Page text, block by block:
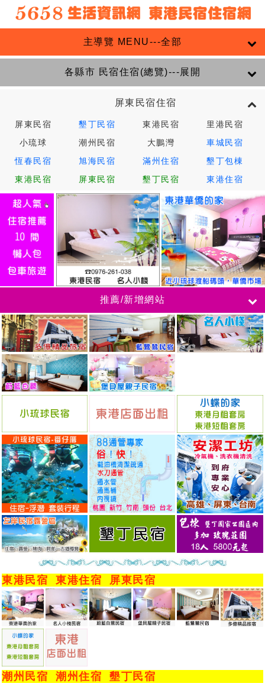
主導覽 MENU---全部
各縣市 民宿住宿(總覽)---展開
屏東民宿住宿
屏東民宿 墾丁民宿 東港民宿 里港民宿
小琉球 潮州民宿 大鵬灣 車城民宿
恆春民宿 旭海民宿 滿州住宿 墾丁包棟
東港民宿 屏東民宿 墾丁民宿 東港住宿
推薦/新增網站
東港民宿 東港住宿 屏東民宿
潮州民宿 潮州住宿
墾丁民宿